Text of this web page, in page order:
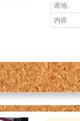
産地
内容